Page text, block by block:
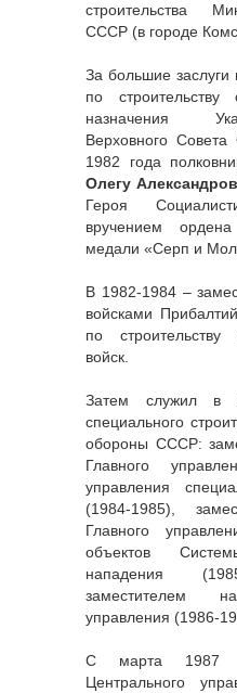
строительства
СССР (в городе
За большие
по строительству
назначения
Верховного
1982 года
Олегу
Героя
вручением
медали «Серп и
В 1982-1984 –
войсками
по строительству
войск.
Затем служил в
специального
обороны СССР:
Главного
управления
(1984-1985),
Главного
объектов
нападения
заместителем
управления (1986-
С марта 1987
Центрального